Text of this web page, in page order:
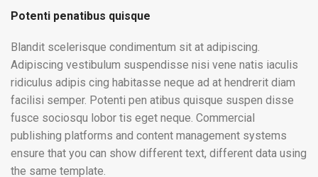
Potenti penatibus quisque
Blandit scelerisque condimentum sit at adipiscing.
Adipiscing vestibulum suspendisse nisi vene natis iaculis
ridiculus adipis cing habitasse neque ad at hendrerit diam
facilisi semper. Potenti pen atibus quisque suspen disse
fusce sociosqu lobor tis eget neque. Commercial
publishing platforms and content management systems
ensure that you can show different text, different data using
the same template.